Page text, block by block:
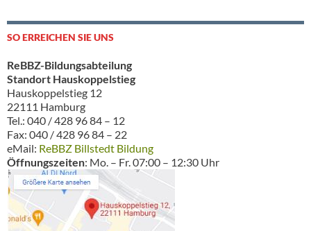
SO ERREICHEN SIE UNS
ReBBZ-Bildungsabteilung
Standort Hauskoppelstieg
Hauskoppelstieg 12
22111 Hamburg
Tel.: 040 / 428 96 84 – 12
Fax: 040 / 428 96 84 – 22
eMail: ReBBZ Billstedt Bildung
Öffnungszeiten: Mo. – Fr. 07:00 – 12:30 Uhr